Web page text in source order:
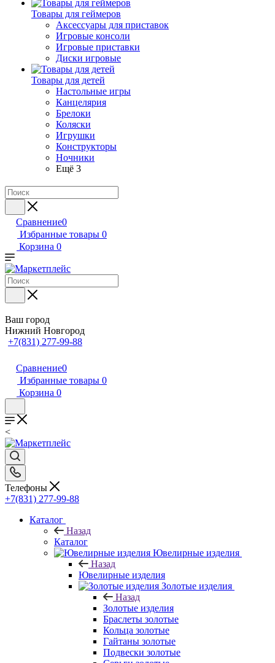
Товары для геймеров
Аксессуары для приставок
Игровые консоли
Игровые приставки
Диски игровые
Товары для детей
Настольные игры
Канцелярия
Брелоки
Коляски
Игрушки
Конструкторы
Ночники
Ещё 3
Сравнение0
Избранные товары 0
Корзина 0
Ваш город
Нижний Новгород
+7(831) 277-99-88
Сравнение0
Избранные товары 0
Корзина 0
<
Телефоны
+7(831) 277-99-88
Каталог
Назад
Каталог
Ювелирные изделия
Назад
Ювелирные изделия
Золотые изделия
Назад
Золотые изделия
Браслеты золотые
Кольца золотые
Гайтаны золотые
Подвески золотые